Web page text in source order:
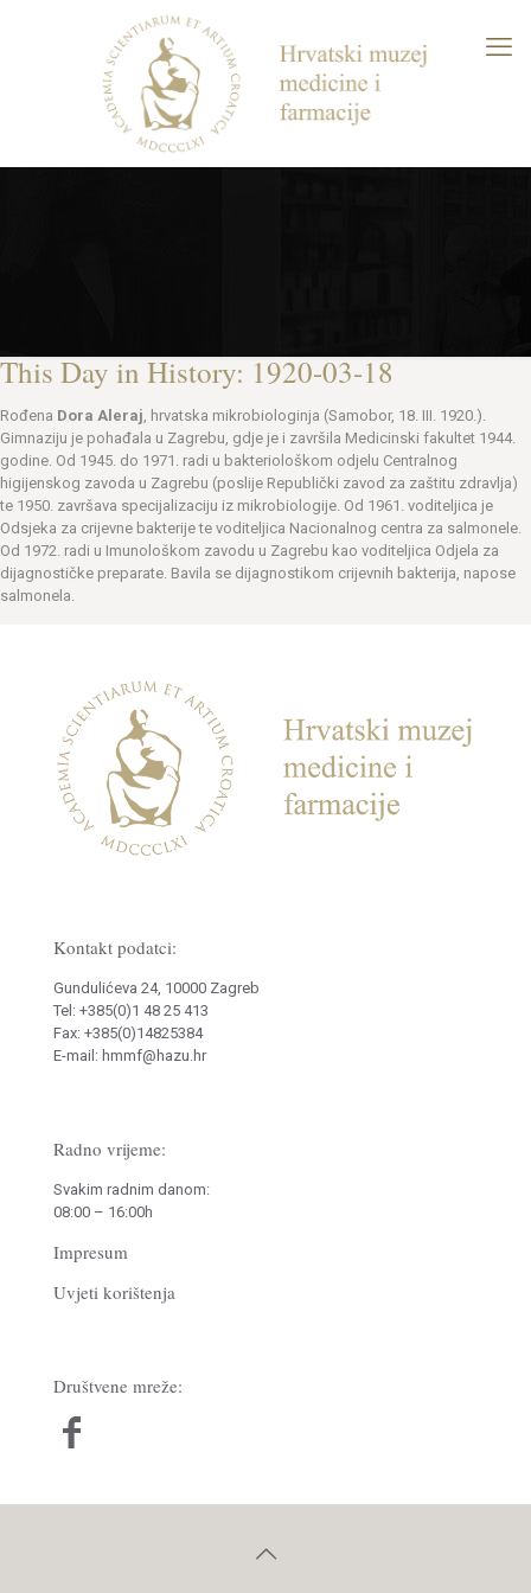
This Day in History: 1920-03-18
Rođena Dora Aleraj, hrvatska mikrobiologinja (Samobor, 18. III. 1920.).
Gimnaziju je pohađala u Zagrebu, gdje je i završila Medicinski fakultet 1944.
godine. Od 1945. do 1971. radi u bakteriološkom odjelu Centralnog
higijenskog zavoda u Zagrebu (poslije Republički zavod za zaštitu zdravlja)
te 1950. završava specijalizaciju iz mikrobiologije. Od 1961. voditeljica je
Odsjeka za crijevne bakterije te voditeljica Nacionalnog centra za salmonele.
Od 1972. radi u Imunološkom zavodu u Zagrebu kao voditeljica Odjela za
dijagnostičke preparate. Bavila se dijagnostikom crijevnih bakterija, napose
salmonela.
Kontakt podatci:
Gundulićeva 24, 10000 Zagreb
Tel: +385(0)1 48 25 413
Fax: +385(0)14825384
E-mail: hmmf@hazu.hr
Radno vrijeme:
Svakim radnim danom:
08:00 – 16:00h
Impresum
Uvjeti korištenja
Društvene mreže: